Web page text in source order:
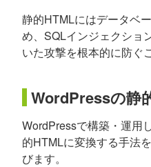
静的HTMLにはデータベ
め、SQLインジェクショ
いた攻撃を根本的に防ぐ
WordPressの静
WordPressで構築・運用
的HTMLに変換する手法
びます。